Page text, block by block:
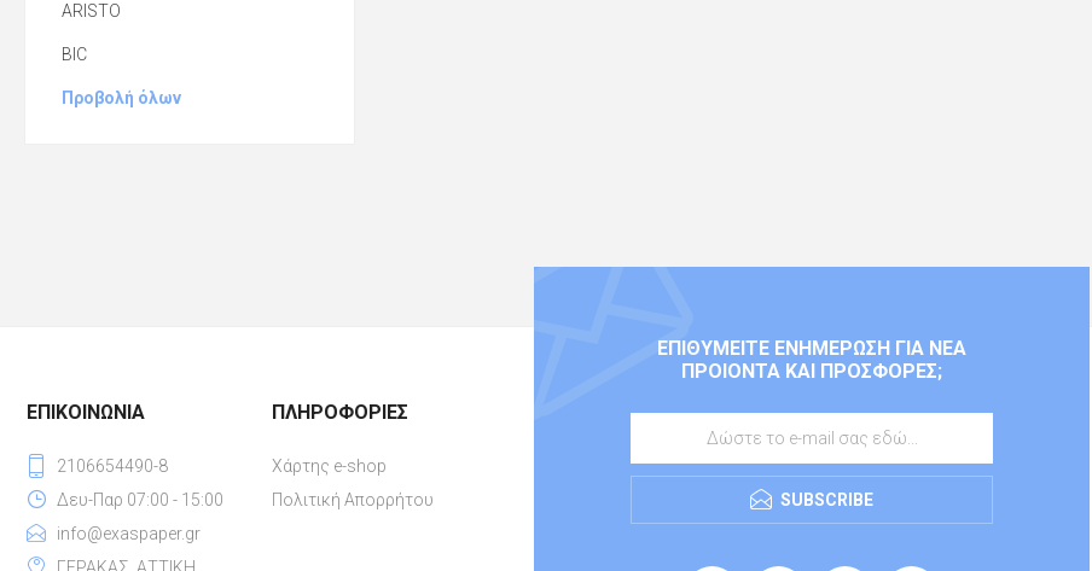
ARISTO
BIC
Προβολή όλων
ΕΠΙΘΥΜΕΊΤΕ ΕΝΗΜΈΡΩΣΗ ΓΙΑ ΝΈΑ
ΠΡΟΙΌΝΤΑ ΚΑΙ ΠΡΟΣΦΟΡΈΣ;
SUBSCRIBE
ΕΠΙΚΟΙΝΩΝΊΑ
2106654490-8
Δευ-Παρ 07:00 - 15:00
info@exaspaper.gr
ΠΛΗΡΟΦΟΡΊΕΣ
Χάρτης e-shop
Πολιτική Απορρήτου